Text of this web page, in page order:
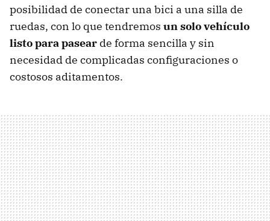
posibilidad de conectar una bici a una silla de
ruedas, con lo que tendremos un solo vehículo
listo para pasear de forma sencilla y sin
necesidad de complicadas configuraciones o
costosos aditamentos.